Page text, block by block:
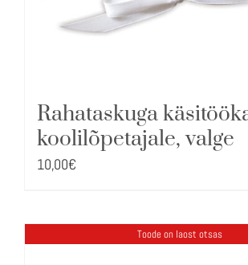
Rahataskuga
koolilõpetajale, valge
10,00€
Toode on laost otsas